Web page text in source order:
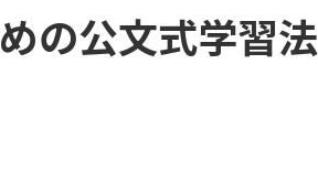
向上
きること
の公文式学習法